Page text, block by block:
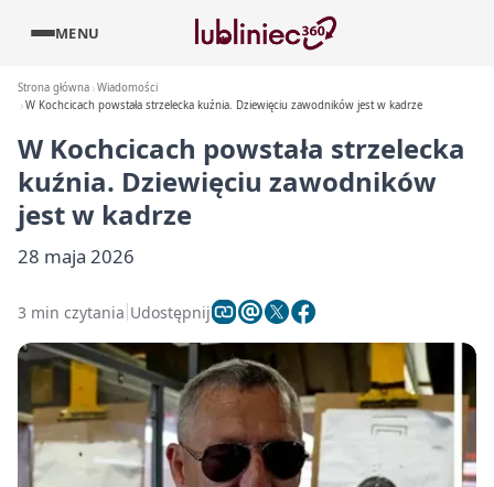
MENU
Strona główna Wiadomości
W Kochcicach powstała strzelecka kuźnia. Dziewięciu zawodników jest w kadrze
W Kochcicach powstała strzelecka
kuźnia. Dziewięciu zawodników
jest w kadrze
28 maja 2026
3 min czytania Udostępnij